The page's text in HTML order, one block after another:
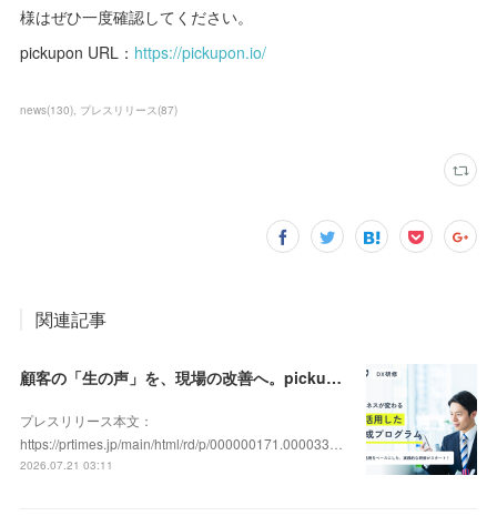
様はぜひ一度確認してください。
pickupon URL： https://pickupon.io/
news(130) プレスリリース(87)
関連記事
顧客の「生の声」を、現場の改善へ。pickupon、実践型「DX人材育成研修」の提供を開始
プレスリリース本文：
https://prtimes.jp/main/html/rd/p/000000171.000033…
2026.07.21 03:11